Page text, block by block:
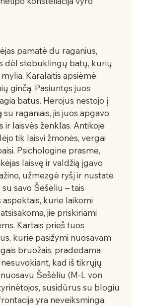
pamatė du raganius,
dėl stebuklingų batų, kurių
Karalaitis apsiėmė
ginčą. Pasiuntęs juos
batus. Herojus nestojo į
raganiais, jis juos apgavo.
ir laisvės ženklas. Antikoje
tik laisvi žmonės, vergai
Psichologine prasme,
laisvę ir valdžią įgavo
užmezgė ryšį ir nustatė
savo Šešėliu – tais
aspektais, kurie laikomi
jie priskiriami
Kartais prieš tuos
kurie pasižymi nuosavam
bruožais, pradedama
kad iš tikrųjų
Šešėliu (M-L von
susidūrus su blogiu
yra neveiksminga.